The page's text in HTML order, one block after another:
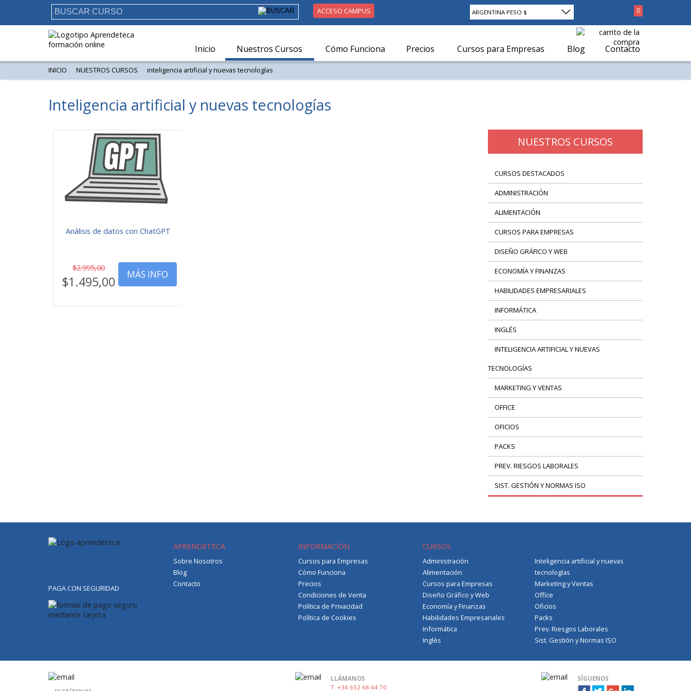
ARGENTINA PESO $ 0
ACCESO CAMPUS
Inicio Nuestros Cursos Cómo Funciona Precios Cursos para Empresas Blog Contacto
INICIO NUESTROS CURSOS inteligencia artificial y nuevas tecnologías
Inteligencia artificial y nuevas tecnologías
Resultados 15 de 1 - Mostrar por página
Análisis de datos con ChatGPT
$2.995,00
$1.495,00 MÁS INFO
NUESTROS CURSOS
CURSOS DESTACADOS
ADMINISTRACIÓN
ALIMENTACIÓN
CURSOS PARA EMPRESAS
DISEÑO GRÁFICO Y WEB
ECONOMÍA Y FINANZAS
HABILIDADES EMPRESARIALES
INFORMÁTICA
INGLÉS
INTELIGENCIA ARTIFICIAL Y NUEVAS
TECNOLOGÍAS
MARKETING Y VENTAS
OFFICE
OFICIOS
PACKS
PREV. RIESGOS LABORALES
SIST. GESTIÓN Y NORMAS ISO
PAGA CON SEGURIDAD
APRENDETECA
Sobre Nosotros
Blog
Contacto
INFORMACIÓN
Cursos para Empresas
Cómo Funciona
Precios
Condiciones de Venta
Política de Privacidad
Política de Cookies
CURSOS
Administración
Alimentación
Cursos para Empresas
Diseño Gráfico y Web
Economía y Finanzas
Habilidades Empresariales
Informática
Inglés
Inteligencia artificial y nuevas
tecnologías
Marketing y Ventas
Office
Oficios
Packs
Prev. Riesgos Laborales
Sist. Gestión y Normas ISO
LLÁMANOS
T. +34 652 68 44 70
SÍGUENOS